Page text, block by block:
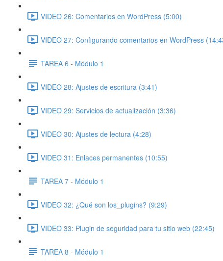
VIDEO 26: Comentarios en WordPress (5:00)
VIDEO 27: Configurando comentarios en WordPress
TAREA 6 - Módulo 1
VIDEO 28: Ajustes de escritura (3:41)
VIDEO 29: Servicios de actualización (3:36)
VIDEO 30: Ajustes de lectura (4:28)
VIDEO 31: Enlaces permanentes (10:55)
TAREA 7 - Módulo 1
VIDEO 32: ¿Qué son los_plugins? (9:29)
VIDEO 33: Plugin de seguridad para tu sitio web (22:45)
TAREA 8 - Módulo 1